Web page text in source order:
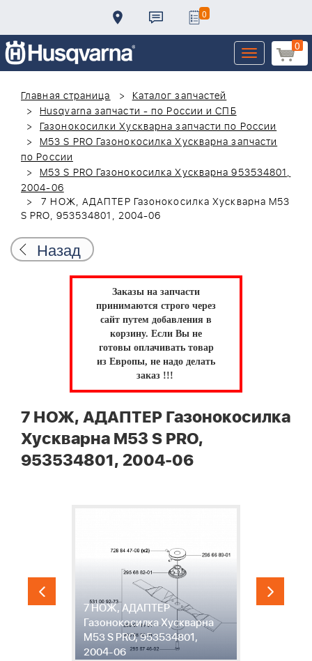
0
0
Toggle
navigation
Главная страница
Каталог запчастей
Husqvarna запчасти - по России и СПБ
Газонокосилки Хускварна запчасти по России
M53 S PRO Газонокосилка Хускварна запчасти
по России
M53 S PRO Газонокосилка Хускварна 953534801,
2004-06
7 НОЖ, АДАПТЕР Газонокосилка Хускварна M53
S PRO, 953534801, 2004-06
Назад
Заказы на запчасти
принимаются строго через
сайт путем добавления в
корзину. Если Вы не
готовы оплачивать товар
из Европы, не надо делать
заказ !!!
7 НОЖ, АДАПТЕР Газонокосилка
Хускварна M53 S PRO,
953534801, 2004-06
7 НОЖ, АДАПТЕР
Газонокосилка Хускварна
M53 S PRO, 953534801,
2004-06